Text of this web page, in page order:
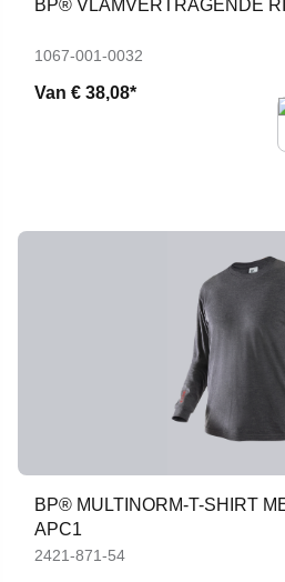
BP® VLAMVERTRAGENDE
1067-001-0032
Van € 38,08*
BP® MULTINORM-T-SHIRT
APC1
2421-871-54